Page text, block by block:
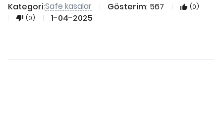
Kategori:Safe kasalar Gösterim: 567
(0)
(0)
1-04-2025